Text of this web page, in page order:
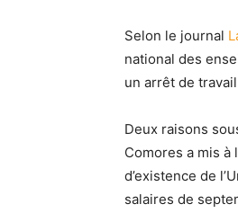
Selon le journal
national des
un arrêt de
Deux raisons
Comores a mis à
d’existence de
salaires de